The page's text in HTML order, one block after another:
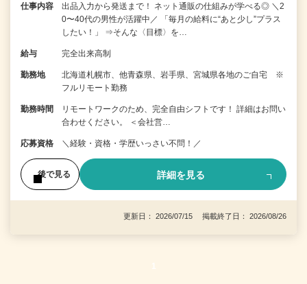
仕事内容
出品入力から発送まで！ ネット通販の仕組みが学べる◎ ＼2
0〜40代の男性が活躍中／ 「毎月の給料に“あと少し”プラス
したい！」 ⇒そんな〈目標〉を…
給与 完全出来高制
勤務地
北海道札幌市、他青森県、岩手県、宮城県各地のご自宅 ※
フルリモート勤務
勤務時間
リモートワークのため、完全自由シフトです！ 詳細はお問い
合わせください。 ＜会社営…
応募資格 ＼経験・資格・学歴いっさい不問！／
後で見る 詳細を見る
更新日： 2026/07/15 掲載終了日： 2026/08/26
1